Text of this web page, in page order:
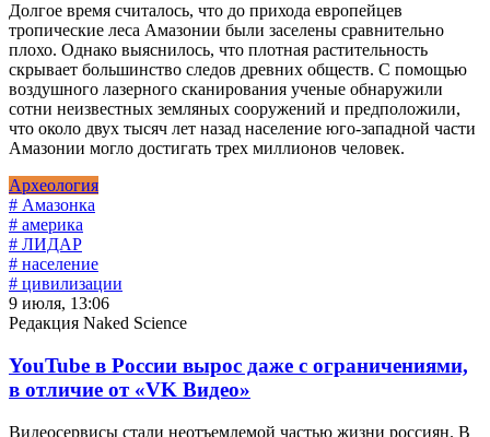
Долгое время считалось, что до прихода европейцев
тропические леса Амазонии были заселены сравнительно
плохо. Однако выяснилось, что плотная растительность
скрывает большинство следов древних обществ. С помощью
воздушного лазерного сканирования ученые обнаружили
сотни неизвестных земляных сооружений и предположили,
что около двух тысяч лет назад население юго-западной части
Амазонии могло достигать трех миллионов человек.
Археология
# Амазонка
# америка
# ЛИДАР
# население
# цивилизации
9 июля, 13:06
Редакция Naked Science
YouTube в России вырос даже с ограничениями,
в отличие от «VK Видео»
Видеосервисы стали неотъемлемой частью жизни россиян. В